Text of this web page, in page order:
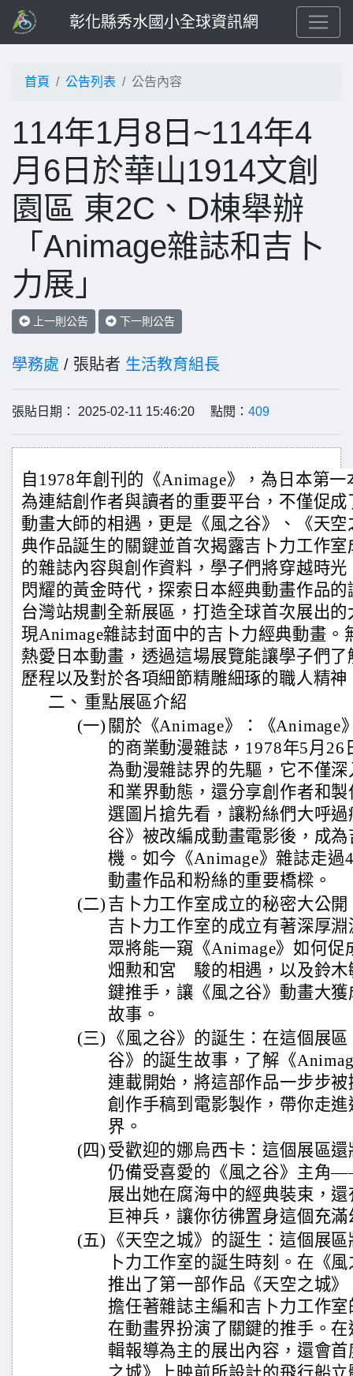
彰化縣秀水國小全球資訊網
首頁 公告列表 公告內容
114年1月8日~114年4
月6日於華山1914文創
園區 東2C、D棟舉辦
「Animage雜誌和吉卜
力展」
上一則公告 下一則公告
學務處 / 張貼者 生活教育組長
張貼日期： 2025-02-11 15:46:20 點閱： 409
自1978年創刊的《Animage》，為日本第
為連結創作者與讀者的重要平台，不僅促
動畫大師的相遇，更是《風之谷》、《天
典作品誕生的關鍵並首次揭露吉卜力工作
的雜誌內容與創作資料，學子們將穿越時
閃耀的黃金時代，探索日本經典動畫作品
台灣站規劃全新展區，打造全球首次展出
現Animage雜誌封面中的吉卜力經典動畫。
熱愛日本動畫，透過這場展覽能讓學子們
歷程以及對於各項細節精雕細琢的職人精神
二、 重點展區介紹
(一) 關於《Animage》：《Animage
的商業動漫雜誌，1978年5月
為動漫雜誌界的先驅，它不僅
和業界動態，還分享創作者和
選圖片搶先看，讓粉絲們大呼
谷》被改編成動畫電影後，成
機。如今《Animage》雜誌走過
動畫作品和粉絲的重要橋樑。
(二) 吉卜力工作室成立的秘密大公
吉卜力工作室的成立有著深厚
眾將能一窺《Animage》如何
畑勲和宮 駿的相遇，以及鈴木
鍵推手，讓《風之谷》動畫大
故事。
(三)
《風之谷》的誕生：在這個展
谷》的誕生故事，了解《
連載開始，將這部作品一步步
創作手稿到電影製作，帶你走
界。
(四) 受歡迎的娜烏西卡：這個展區
仍備受喜愛的《風之谷》主角
展出她在腐海中的經典裝束，
巨神兵，讓你彷彿置身這個充
(五)
《天空之城》的誕生：這個展
卜力工作室的誕生時刻。在《
推出了第一部作品《天空之城
擔任著雜誌主編和吉卜力工作
在動畫界扮演了關鍵的推手。
輯報導為主的展出內容，還會